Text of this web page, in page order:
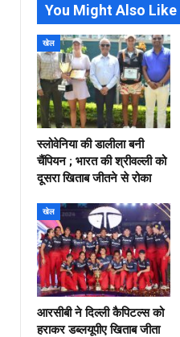
You Might Also Like
खेल
स्लोवेनिया की डालीला बनी
चैंपियन ; भारत की श्रीवल्ली को
दूसरा खिताब जीतने से रोका
खेल
आरसीबी ने दिल्ली कैपिटल्स को
हराकर डब्लयूपीए खिताब जीता